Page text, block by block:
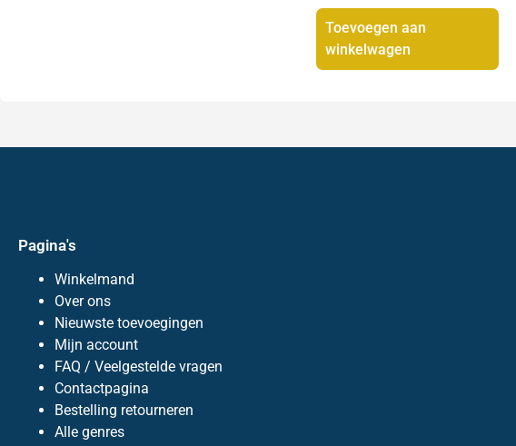
Toevoegen aan
winkelwagen
Pagina's
Winkelmand
Over ons
Nieuwste toevoegingen
Mijn account
FAQ / Veelgestelde vragen
Contactpagina
Bestelling retourneren
Alle genres